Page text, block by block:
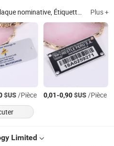
nominative, Étiquettes, Tag, Autocollant Plus +
$US/Pièce 0,01-0,90$US/Pièce
Limited